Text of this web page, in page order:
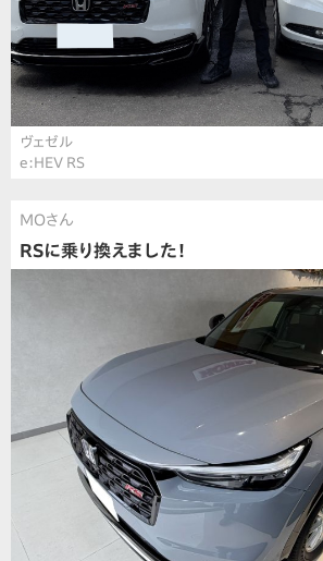
ヴェゼル
e:HEV RS
MOさん
RSに乗り換えました！